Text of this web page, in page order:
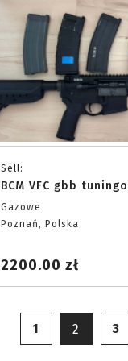
Sell:
BCM VFC gbb
Gazowe
Poznań, Polska
2200.00 zł
1 2 3